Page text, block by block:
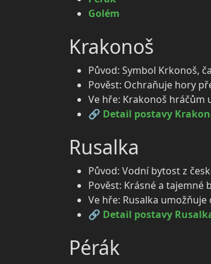
Golém
Krakonoš
Původ: Symbol Krkonoš,
Pověst: Ochraňuje hory
Ve hře: Krakonoš
🔗 Detail postavy
Rusalka
Původ: Vodní bytost z
Pověst: Krásné a
Ve hře: Rusalka
🔗 Detail postavy
Pérák